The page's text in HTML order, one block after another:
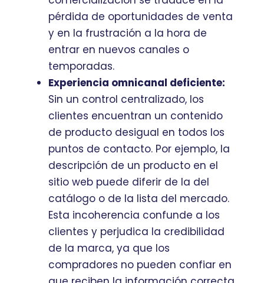
pérdida de oportunidades de venta
y en la frustración a la hora de
entrar en nuevos canales o
temporadas.
Experiencia omnicanal deficiente:
Sin un control centralizado, los
clientes encuentran un contenido
de producto desigual en todos los
puntos de contacto. Por ejemplo, la
descripción de un producto en el
sitio web puede diferir de la del
catálogo o de la lista del mercado.
Esta incoherencia confunde a los
clientes y perjudica la credibilidad
de la marca, ya que los
compradores no pueden confiar en